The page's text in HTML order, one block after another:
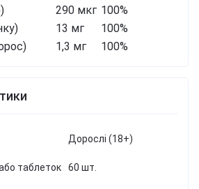
290 мкг 100%
13 мг
100%
1,3 мг 100%
Дорослі (18+)
таблеток 60 шт.